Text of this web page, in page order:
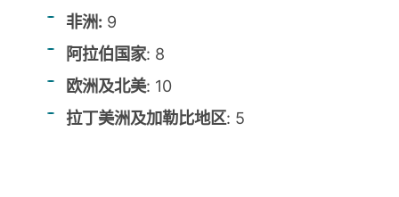
非洲: 9
阿拉伯国家: 8
欧洲及北美: 10
拉丁美洲及加勒比地区: 5